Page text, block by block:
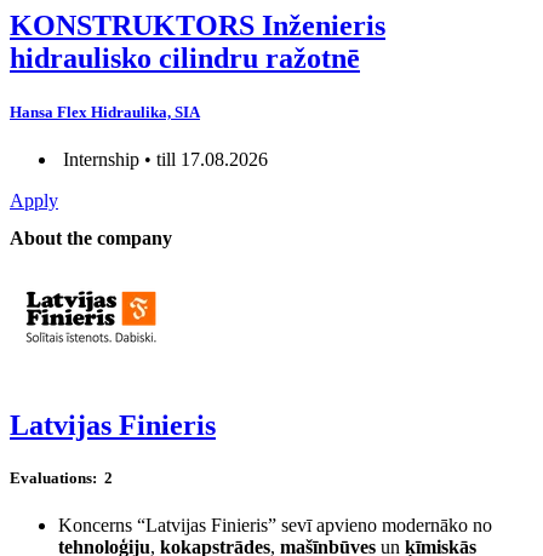
KONSTRUKTORS Inženieris
hidraulisko cilindru ražotnē
Hansa Flex Hidraulika, SIA
Internship • till 17.08.2026
Apply
About the company
Latvijas Finieris
Evaluations: 2
Koncerns “Latvijas Finieris” sevī apvieno modernāko no
tehnoloģiju, kokapstrādes, mašīnbūves un ķīmiskās